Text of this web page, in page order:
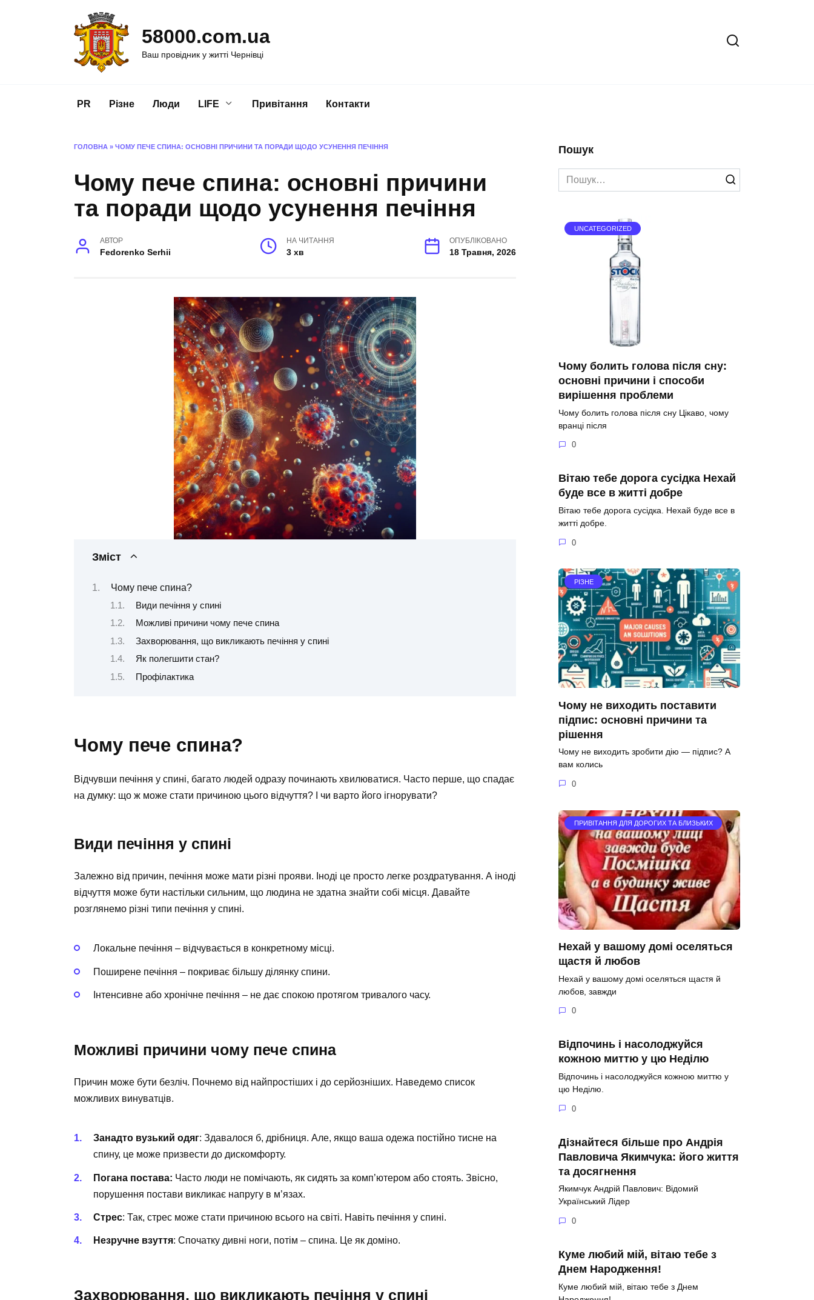
58000.com.ua
Ваш провідник у житті Чернівці
PR Різне Люди LIFE Привітання Контакти
ГОЛОВНА » ЧОМУ ПЕЧЕ СПИНА: ОСНОВНІ ПРИЧИНИ ТА ПОРАДИ ЩОДО УСУНЕННЯ ПЕЧІННЯ
Чому пече спина: основні причини
та поради щодо усунення печіння
АВТОР
Fedorenko Serhii
НА ЧИТАННЯ
3 хв
ОПУБЛІКОВАНО
18 Травня, 2026
Зміст
Чому пече спина?
Види печіння у спині
Можливі причини чому пече спина
Захворювання, що викликають печіння у спині
Як полегшити стан?
Профілактика
Чому пече спина?
Відчувши печіння у спині, багато людей одразу починають хвилюватися. Часто перше, що спадає
на думку: що ж може стати причиною цього відчуття? І чи варто його ігнорувати?
Види печіння у спині
Залежно від причин, печіння може мати різні прояви. Іноді це просто легке роздратування. А іноді
відчуття може бути настільки сильним, що людина не здатна знайти собі місця. Давайте
розглянемо різні типи печіння у спині.
Локальне печіння – відчувається в конкретному місці.
Поширене печіння – покриває більшу ділянку спини.
Інтенсивне або хронічне печіння – не дає спокою протягом тривалого часу.
Можливі причини чому пече спина
Причин може бути безліч. Почнемо від найпростіших і до серйозніших. Наведемо список
можливих винуватців.
Занадто вузький одяг: Здавалося б, дрібниця. Але, якщо ваша одежа постійно тисне на
спину, це може призвести до дискомфорту.
Погана постава: Часто люди не помічають, як сидять за комп’ютером або стоять. Звісно,
порушення постави викликає напругу в м’язах.
Стрес: Так, стрес може стати причиною всього на світі. Навіть печіння у спині.
Незручне взуття: Спочатку дивні ноги, потім – спина. Це як доміно.
Захворювання, що викликають печіння у спині
Пошук
Search
for:
UNCATEGORIZED
Чому болить голова після сну:
основні причини і способи
вирішення проблеми
Чому болить голова після сну Цікаво, чому
вранці після
0
Вітаю тебе дорога сусідка Нехай
буде все в житті добре
Вітаю тебе дорога сусідка. Нехай буде все в
житті добре.
0
РІЗНЕ
Чому не виходить поставити
підпис: основні причини та
рішення
Чому не виходить зробити дію — підпис? А
вам колись
0
ПРИВІТАННЯ ДЛЯ ДОРОГИХ ТА БЛИЗЬКИХ
Нехай у вашому домі оселяться
щастя й любов
Нехай у вашому домі оселяться щастя й
любов, завжди
0
Відпочинь і насолоджуйся
кожною миттю у цю Неділю
Відпочинь і насолоджуйся кожною миттю у
цю Неділю.
0
Дізнайтеся більше про Андрія
Павловича Якимчука: його життя
та досягнення
Якимчук Андрій Павлович: Відомий
Український Лідер
0
Куме любий мій, вітаю тебе з
Днем Народження!
Куме любий мій, вітаю тебе з Днем